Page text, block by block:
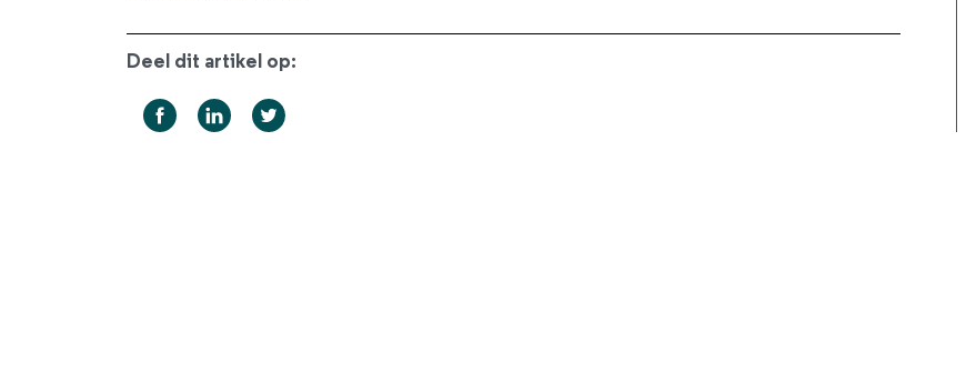
Deel dit artikel op: